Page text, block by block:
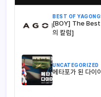
BEST OF
[BOY] The
의 칼럼]
UNCATEGORIZED
메타포가 된 다이